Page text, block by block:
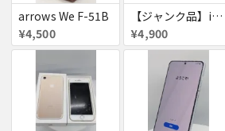
arrows We F-51B
¥4,500
【ジャンク品】iPhone6s ４台セット
¥4,900